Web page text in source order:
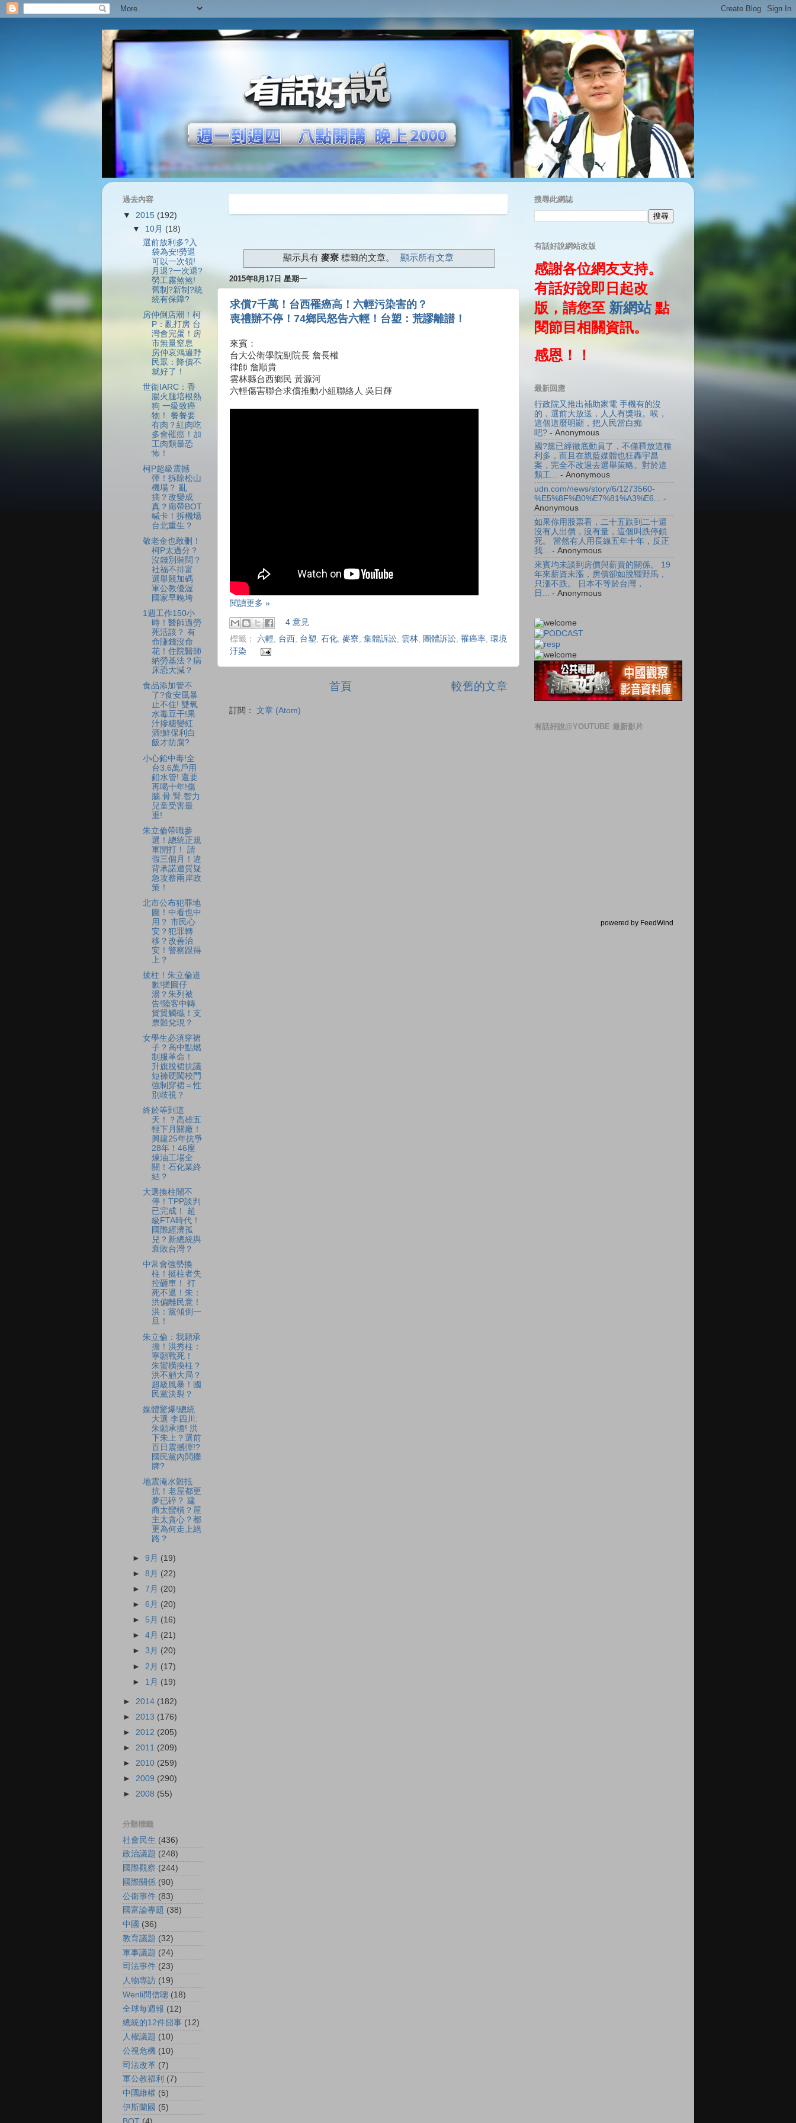
顯示具有麥寮 標籤的文章。 顯示所有文章
2015年8月17日 星期一
求償7千萬！台西罹癌高！六輕污染害的？
喪禮辦不停！74鄉民怒告六輕！台塑：荒謬離譜！
來賓：
台大公衛學院副院長 詹長權
律師 詹順貴
雲林縣台西鄉民 黃源河
六輕傷害聯合求償推動小組聯絡人 吳日輝
閱讀更多 »
4 意見
標籤： 六輕 台西 台塑 石化 麥寮 集體訴訟 雲林 團體訴訟 罹癌率 環境
汙染
較舊的文章
首頁
訂閱： 文章 (Atom)
過去內容
▼ 2015 (192)
▼ 10月 (18)
選前放利多?入
袋為安!勞退
可以一次領!
月退?一次退?
勞工霧煞煞!
舊制?新制?統
統有保障?
房仲倒店潮！柯
P：亂打房 台
灣會完蛋！房
市無量窒息
房仲哀鴻遍野
民眾：降價不
就好了！
世衛IARC：香
腸火腿培根熱
狗 一級致癌
物！ 餐餐要
有肉？紅肉吃
多會罹癌！加
工肉類最恐
怖！
柯P超級震撼
彈！拆除松山
機場？ 亂
搞？改變成
真？廊帶BOT
喊卡！拆機場
台北重生？
敬老金也敢刪！
柯P太過分？
沒錢別裝闊？
社福不排富
選舉競加碼
軍公教優渥
國家早晚垮
1週工作150小
時！醫師過勞
死活該？ 有
命賺錢沒命
花！住院醫師
納勞基法？病
床恐大減？
食品添加管不
了?食安風暴
止不住! 雙氧
水毒豆干!果
汁摻糖變紅
酒!鮮保利白
飯才防腐?
小心鉛中毒!全
台3.6萬戶用
鉛水管! 還要
再喝十年!傷
腦.骨.腎.智力
兒童受害最
重!
朱立倫帶職參
選！總統正規
軍開打！ 請
假三個月！違
背承諾遭質疑
急攻蔡兩岸政
策！
北市公布犯罪地
圖！中看也中
用？ 市民心
安？犯罪轉
移？改善治
安！警察跟得
上？
拔柱！朱立倫道
歉!搓圓仔
湯？朱列被
告!陸客中轉.
貨貿觸礁！支
票難兌現？
女學生必須穿裙
子？高中點燃
制服革命！
升旗脫裙抗議
短褲硬闖校門
強制穿裙＝性
別歧視？
終於等到這
天！？高雄五
輕下月關廠！
興建25年抗爭
28年！46座
煉油工場全
關！石化業終
結？
大選換柱鬧不
停！TPP談判
已完成！ 超
級FTA時代！
國際經濟孤
兒？新總統與
衰敗台灣？
中常會強勢換
柱！挺柱者失
控砸車！ 打
死不退！朱：
洪偏離民意！
洪：黨傾倒一
旦！
朱立倫：我願承
擔！洪秀柱：
寧願戰死！
朱蠻橫換柱？
洪不顧大局？
超級風暴！國
民黨決裂？
媒體驚爆!總統
大選 李四川:
朱願承擔! 洪
下朱上？選前
百日震撼彈!?
國民黨內鬨攤
牌?
地震淹水難抵
抗！老屋都更
夢已碎？ 建
商太蠻橫？屋
主太貪心？都
更為何走上絕
路？
►9月 (19)
►8月 (22)
►7月 (20)
►6月 (20)
► 5月 (16)
►4月 (21)
►3月 (20)
► 2月 (17)
► 1月 (19)
► 2014 (182)
► 2013 (176)
► 2012 (205)
► 2011 (209)
► 2010 (259)
► 2009 (290)
► 2008 (55)
分類標籤
社會民生 (436)
政治議題 (248)
國際觀察 (244)
國際關係 (90)
公衛事件 (83)
國富論專題 (38)
中國 (36)
教育議題 (32)
軍事議題 (24)
司法事件 (23)
人物專訪 (19)
Wenli問信聰 (18)
全球每週報 (12)
總統的12件囧事 (12)
人權議題 (10)
公視危機 (10)
司法改革 (7)
軍公教福利 (7)
中國維權 (5)
伊斯蘭國 (5)
BOT (4)
搜尋此網誌
有話好說網站改版
感謝各位網友支持。
有話好說即日起改
版，請您至 新網站點
閱節目相關資訊。
感恩！！
最新回應
行政院又推出補助家電 手機有的沒
的，選前大放送，人人有獎啦。唉，
這個這麼明顯，把人民當白痴
吧? - Anonymous
國?黨已經徹底動員了，不僅釋放這種
利多，而且在親藍媒體也狂轟宇昌
案，完全不改過去選舉策略。對於這
類工... - Anonymous
udn.com/news/story/6/1273560-
%E5%8F%B0%E7%81%A3%E6... -
Anonymous
如果你用股票看，二十五跌到二十還
沒有人出價，沒有量，這個叫跌停鎖
死。 當然有人用長線五年十年，反正
我...
- Anonymous
來賓均未談到房價與薪資的關係。 19
年來薪資未漲，房價卻如脫韁野馬，
只漲不跌。 日本不等於台灣，
日...
- Anonymous
有話好說@YOUTUBE 最新影片
powered by FeedWind